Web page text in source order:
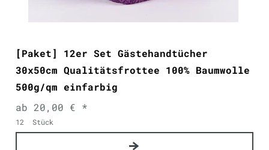
[Paket] 12er Set Gästehandtücher
30x50cm Qualitätsfrottee 100% Baumwolle
500g/qm einfarbig
ab 20,00 € *
12 Stück